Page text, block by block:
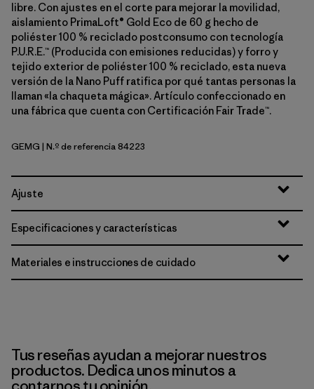
libre. Con ajustes en el corte para mejorar la movilidad,
aislamiento PrimaLoft® Gold Eco de 60 g hecho de
poliéster 100 % reciclado postconsumo con tecnología
P.U.R.E.™ (Producida con emisiones reducidas) y forro y
tejido exterior de poliéster 100 % reciclado, esta nueva
versión de la Nano Puff ratifica por qué tantas personas la
llaman «la chaqueta mágica». Artículo confeccionado en
una fábrica que cuenta con Certificación Fair Trade™.
Gem Green
GEMG | N.º de referencia 84223
Ajuste
Especificaciones y características
Materiales e instrucciones de cuidado
Tus reseñas ayudan a mejorar nuestros
productos. Dedica unos minutos a